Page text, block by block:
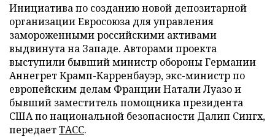
Инициатива по созданию новой депозитарной
организации Евросоюза для управления
замороженными российскими активами
выдвинута на Западе. Авторами проекта
выступили бывший министр обороны Германии
Аннегрет Крамп-Карренбауэр, экс-министр по
европейским делам Франции Натали Луазо и
бывший заместитель помощника президента
США по национальной безопасности Далип Сингх,
передаетТАСС.